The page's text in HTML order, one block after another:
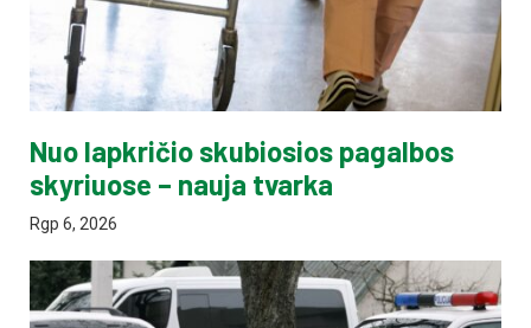
Nuo lapkričio skubiosios pagalbos
skyriuose – nauja tvarka
Rgp 6, 2026